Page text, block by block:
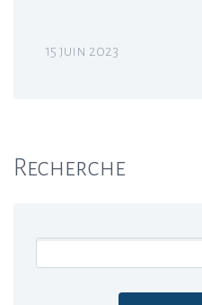
15 juin 2023
Recherche